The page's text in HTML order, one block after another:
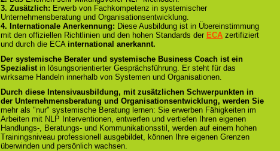
3. Zusätzlich: Erwerb von Fachkompetenz in systemischer
Unternehmensberatung und Organisationsentwicklung.
4. Internationale Anerkennung: Diese Ausbildung ist in Übereinstimmung
mit den offiziellen Richtlinien und den hohen Standards der ECA zertifiziert
und durch die ECA international anerkannt.
Der systemische Berater und systemische Business Coach ist ein
Spezialist in lösungsorientierter Gesprächsführung. Er steht für das
wirksame Handeln innerhalb von Systemen und Organisationen.
Durch diese Intensivausbildung, mit zusätzlichen Schwerpunkten in
der Unternehmensberatung und Organisationsentwicklung, werden Sie
mehr als "nur" systemische Beratung lernen: Sie erwerben Fähigkeiten im
Arbeiten mit NLP Interventionen, entwerfen und vertiefen Ihren eigenen
Handlungs-, Beratungs- und Kommunikationsstil, werden auf einem hohen
Trainingsniveau professionell ausgebildet, können Ihre eigenen Grenzen
überwinden und persönlich wachsen.